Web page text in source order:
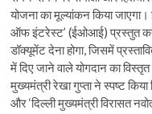
योजना का मूल्यांकन किया
ऑफ इंटरेस्ट’ (ईओआई) प्रस्तुत
डॉक्यूमेंट देना होगा, जिसमें
में दिए जाने वाले योगदान का विस्तृत
मुख्यमंत्री रेखा गुप्ता ने स्पष्ट
और ‘दिल्ली मुख्यमंत्री विरासत